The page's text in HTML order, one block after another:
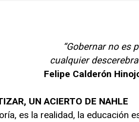
“Gobernar no es
cualquier
Felipe Calderón
UN ACIERTO DE NAHLE
es la realidad, la educación